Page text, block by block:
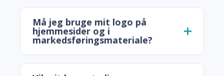
Må jeg bruge mit logo på
hjemmesider og i
markedsføringsmateriale?